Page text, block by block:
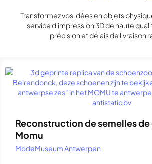
Transformez vos idées en objets
service d'impression 3D de haute
précision et délais de livraison
Reconstruction de semelles
Momu
ModeMuseum Antwerpen